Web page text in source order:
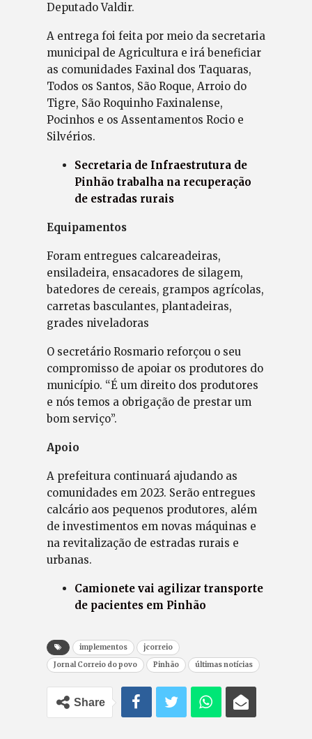
Deputado Valdir.
A entrega foi feita por meio da secretaria
municipal de Agricultura e irá beneficiar
as comunidades Faxinal dos Taquaras,
Todos os Santos, São Roque, Arroio do
Tigre, São Roquinho Faxinalense,
Pocinhos e os Assentamentos Rocio e
Silvérios.
Secretaria de Infraestrutura de
Pinhão trabalha na recuperação
de estradas rurais
Equipamentos
Foram entregues calcareadeiras,
ensiladeira, ensacadores de silagem,
batedores de cereais, grampos agrícolas,
carretas basculantes, plantadeiras,
grades niveladoras
O secretário Rosmario reforçou o seu
compromisso de apoiar os produtores do
município. “É um direito dos produtores
e nós temos a obrigação de prestar um
bom serviço”.
Apoio
A prefeitura continuará ajudando as
comunidades em 2023. Serão entregues
calcário aos pequenos produtores, além
de investimentos em novas máquinas e
na revitalização de estradas rurais e
urbanas.
Camionete vai agilizar transporte
de pacientes em Pinhão
implementos
jcorreio
Jornal Correio do povo
Pinhão últimas notícias
Share